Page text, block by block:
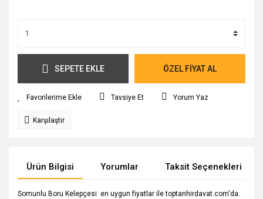
SEPETE EKLE ÖZEL FİYAT AL
Tavsiye Et Yorum Yaz
Karşılaştır
Ürün Bilgisi Yorumlar Taksit Seçenekleri
Somunlu Boru Kelepçesi en uygun fiyatlar ile toptanhirdavat.com'da.